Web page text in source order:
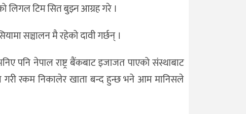
लिगल टिम सित बुझ्न आग्रह गरे ।
सञ्चालन मै रहेको दावी गर्छन् ।
पनि नेपाल राष्ट्र बैंकबाट इजाजत पाएको संस्थाबाट
रकम निकालेर खाता बन्द हुन्छ भने आम मानिसले